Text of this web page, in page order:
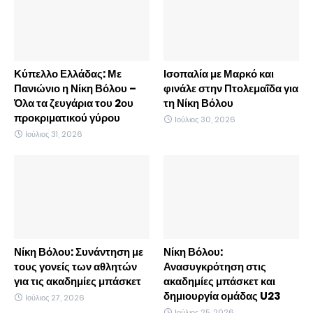
Κύπελλο Ελλάδας: Με
Πανιώνιο η Νίκη Βόλου –
Όλα τα ζευγάρια του 2ου
προκριματικού γύρου
Ιούλιος 31, 2026
Ισοπαλία με Μαρκό και
φινάλε στην Πτολεμαΐδα για
τη Νίκη Βόλου
Ιούλιος 30, 2026
Νίκη Βόλου: Συνάντηση με
τους γονείς των αθλητών
για τις ακαδημίες μπάσκετ
Ιούλιος 27, 2026
Νίκη Βόλου:
Ανασυγκρότηση στις
ακαδημίες μπάσκετ και
δημιουργία ομάδας U23